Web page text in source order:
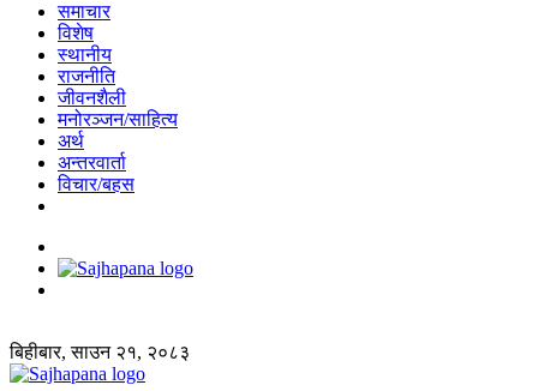
समाचार
विशेष
स्थानीय
राजनीति
जीवनशैली
मनोरञ्जन/साहित्य
अर्थ
अन्तरवार्ता
विचार/बहस
बिहीबार, साउन २१, २०८३